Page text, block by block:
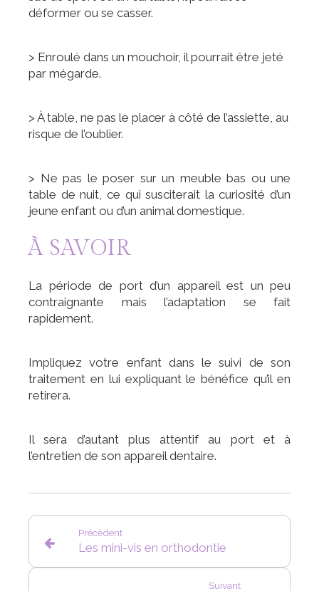
déformer ou se casser.
> Enroulé dans un mouchoir, il pourrait être jeté
par mégarde.
> À table, ne pas le placer à côté de l’assiette, au
risque de l’oublier.
> Ne pas le poser sur un meuble bas ou une
table de nuit, ce qui susciterait la curiosité d’un
jeune enfant ou d’un animal domestique.
À SAVOIR
La période de port d’un appareil est un peu
contraignante mais l’adaptation se fait
rapidement.
Impliquez votre enfant dans le suivi de son
traitement en lui expliquant le bénéfice qu’il en
retirera.
Il sera d’autant plus attentif au port et à
l’entretien de son appareil dentaire.
Précédent
Les mini-vis en orthodontie
Suivant